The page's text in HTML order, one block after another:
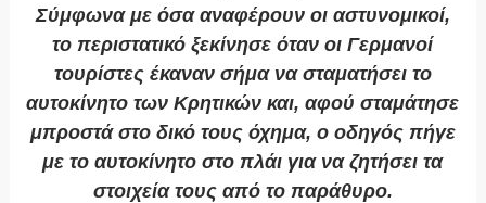
Σύμφωνα με όσα αναφέρουν οι αστυνομικοί,
το περιστατικό ξεκίνησε όταν οι Γερμανοί
τουρίστες έκαναν σήμα να σταματήσει το
αυτοκίνητο των Κρητικών και, αφού σταμάτησε
μπροστά στο δικό τους όχημα, ο οδηγός πήγε
με το αυτοκίνητο στο πλάι για να ζητήσει τα
στοιχεία τους από το παράθυρο.